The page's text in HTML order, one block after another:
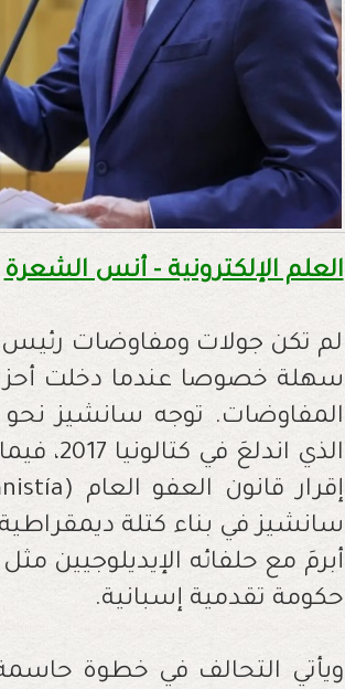
العلم الإلكترونية - أنس الشعرة
لم تكن جولات ومفاوضات رئيس
سهلة خصوصا عندما دخلت
المفاوضات. توجه سانشيز نحو
الذي
إقرار قانون العفو العام (
سانشيز في بناء كتلة
حكومة تقدمية إسبانية.
ويأتي التحالف في خطوة